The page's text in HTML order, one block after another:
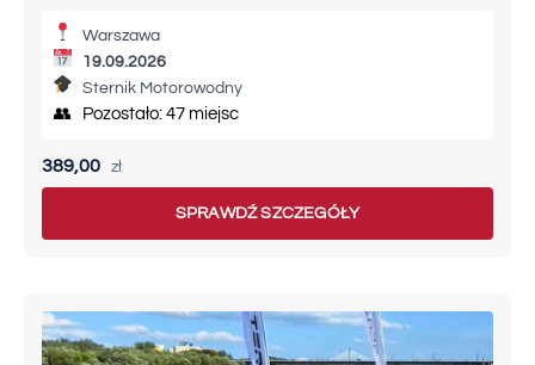
Warszawa
19.09.2026
Sternik Motorowodny
👥 Pozostało: 47 miejsc
389,00 zł
SPRAWDŹ SZCZEGÓŁY